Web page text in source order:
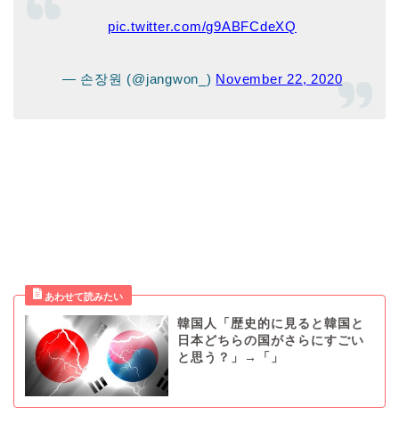
pic.twitter.com/g9ABFCdeXQ
— 손장원 (@jangwon_) November 22, 2020
韓国人「歴史的に見ると韓国と
日本どちらの国がさらにすごい
と思う？」→「」